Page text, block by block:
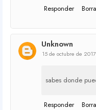
Responder
Unknown
15 de octubre de
sabes donde
Responder